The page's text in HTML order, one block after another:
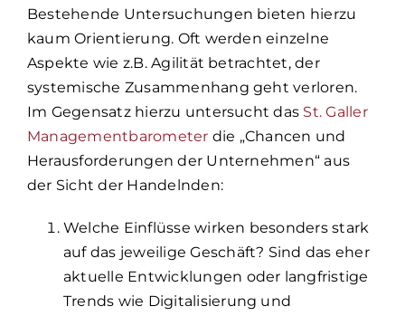
Bestehende Untersuchungen bieten hierzu
kaum Orientierung. Oft werden einzelne
Aspekte wie z.B. Agilität betrachtet, der
systemische Zusammenhang geht verloren.
Im Gegensatz hierzu untersucht das St. Galler
Managementbarometer die „Chancen und
Herausforderungen der Unternehmen“ aus
der Sicht der Handelnden:
Welche Einflüsse wirken besonders stark
auf das jeweilige Geschäft? Sind das eher
aktuelle Entwicklungen oder langfristige
Trends wie Digitalisierung und